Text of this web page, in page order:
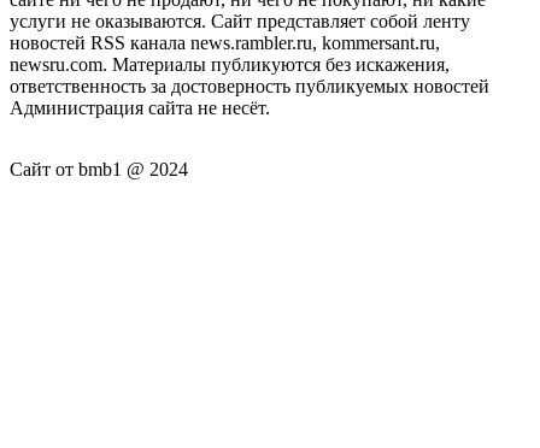
услуги не оказываются. Сайт представляет собой ленту
новостей RSS канала news.rambler.ru, kommersant.ru,
newsru.com. Материалы публикуются без искажения,
ответственность за достоверность публикуемых новостей
Администрация сайта не несёт.
Сайт от bmb1 @ 2024